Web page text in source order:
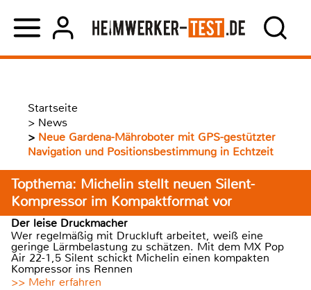
Startseite
> News
> Neue Gardena-Mähroboter mit GPS-gestützter
Navigation und Positionsbestimmung in Echtzeit
Topthema: Michelin stellt neuen Silent-
Kompressor im Kompaktformat vor
Der leise Druckmacher
Wer regelmäßig mit Druckluft arbeitet, weiß eine
geringe Lärmbelastung zu schätzen. Mit dem MX Pop
Air 22-1,5 Silent schickt Michelin einen kompakten
Kompressor ins Rennen
>> Mehr erfahren